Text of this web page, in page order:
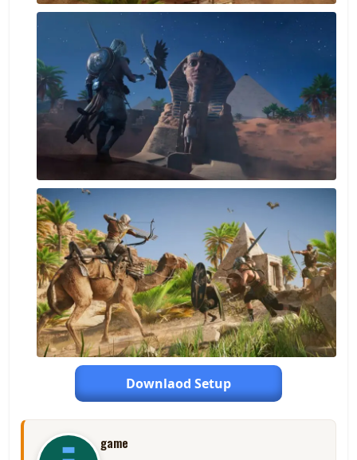
Downlaod Setup
game